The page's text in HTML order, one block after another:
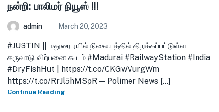
நன்றி: பாலிமர் நியூஸ் !!!
admin March 20, 2023
#JUSTIN || மதுரை ரயில் நிலையத்தில் திறக்கப்பட்டுள்ள
கருவாடு விற்பனை கூடம் #Madurai #RailwayStation #India
#DryFishHut | https://t.co/CKGwVurgWm
https://t.co/RrJl5hMSpR — Polimer News [...]
Continue Reading